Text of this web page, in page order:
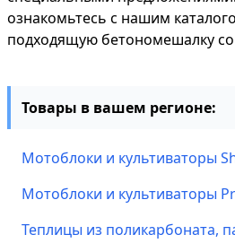
ознакомьтесь с нашим
подходящую бетономешалку со
Товары в вашем регионе:
Мотоблоки и культиваторы
Мотоблоки и культиваторы
Теплицы из поликарбоната,